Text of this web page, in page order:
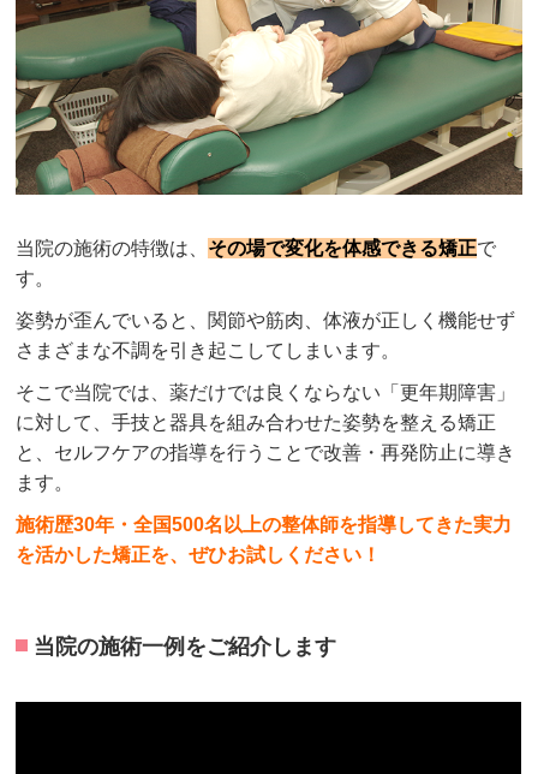
当院の施術の特徴は、 その場で変化を体感できる矯正で
す。
姿勢が歪んでいると、関節や筋肉、体液が正しく機能せず
さまざまな不調を引き起こしてしまいます。
そこで当院では、薬だけでは良くならない「更年期障害」
に対して、手技と器具を組み合わせた姿勢を整える矯正
と、セルフケアの指導を行うことで改善・再発防止に導き
ます。
施術歴30年・全国500名以上の整体師を指導してきた実力
を活かした矯正を、ぜひお試しください！
当院の施術一例をご紹介します